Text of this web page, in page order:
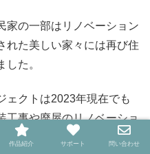
家の一部はリノベーション
れた美しい家々には再び住
した。
ェクトは2023年現在でも
工事や廃屋のリノベーショ
。
作品紹介 サポート 問い合わせ